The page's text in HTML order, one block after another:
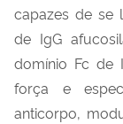
capazes de se
de IgG
domínio Fc de
força e
anticorpo,